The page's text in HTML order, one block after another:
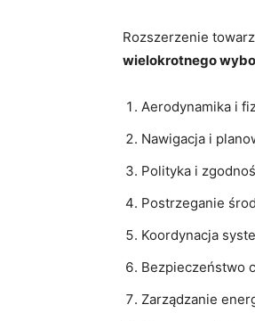
Rozszerzenie
wielokrotnego
Aerodynamika i
Nawigacja i
Polityka i
Postrzeganie
Koordynacja
Bezpieczeństwo
Zarządzanie